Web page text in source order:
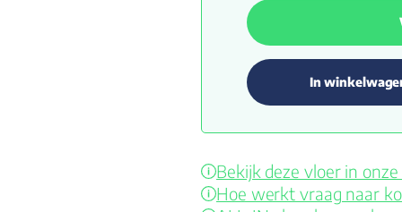
In
Bekijk deze vloer in
Hoe werkt vraag naar